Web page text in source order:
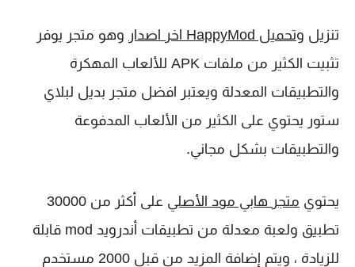
تنزيل وتحميل HappyMod اخر اصدار
وهو متجر يوفر
تثبيت الكثير من ملفات APK للألعاب المهكرة
والتطبيقات المعدلة ويعتبر افضل متجر بديل لبلاي
ستور يحتوي على الكثير من الألعاب المدفوعة
والتطبيقات بشكل مجاني.
يحتوي متجر هابي مود الأصلي
على أكثر من 30000
تطبيق ولعبة معدلة من تطبيقات أندرويد mod قابلة
للزيادة ، ويتم إضافة المزيد من قبل 2000 مستخدم